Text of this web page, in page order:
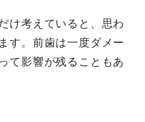
け考えていると、思わ
す。前歯は一度ダメー
て影響が残ることもあ